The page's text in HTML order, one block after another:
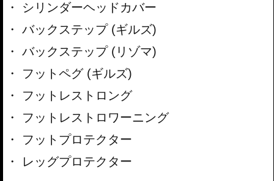
シリンダーヘッドカバー
バックステップ (ギルズ)
バックステップ (リゾマ)
フットペグ (ギルズ)
フットレストロング
フットレストロワーニング
フットプロテクター
レッグプロテクター